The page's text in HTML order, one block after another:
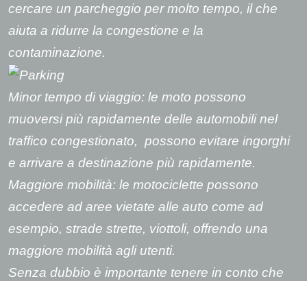
cercare un parcheggio per molto tempo, il che
aiuta a ridurre la congestione e la
contaminazione.
Minor tempo di viaggio: le moto possono
muoversi più rapidamente delle automobili nel
traffico congestionato, possono evitare ingorghi
e arrivare a destinazione più rapidamente.
Maggiore mobilità: le motociclette possono
accedere ad aree vietate alle auto come ad
esempio, strade strette, viottoli, offrendo una
maggiore mobilità agli utenti.
Senza dubbio è importante tenere in conto che